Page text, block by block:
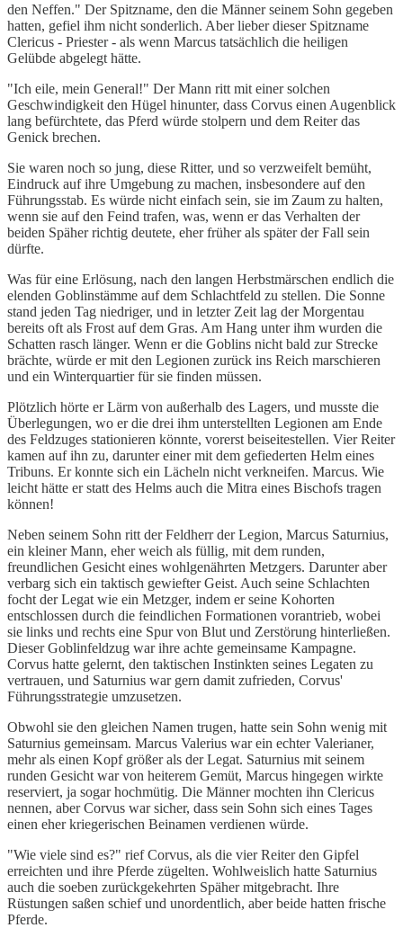
den Neffen." Der Spitzname, den die Männer seinem Sohn gegeben
hatten, gefiel ihm nicht sonderlich. Aber lieber dieser Spitzname
Clericus - Priester - als wenn Marcus tatsächlich die heiligen
Gelübde abgelegt hätte.
"Ich eile, mein General!" Der Mann ritt mit einer solchen
Geschwindigkeit den Hügel hinunter, dass Corvus einen Augenblick
lang befürchtete, das Pferd würde stolpern und dem Reiter das
Genick brechen.
Sie waren noch so jung, diese Ritter, und so verzweifelt bemüht,
Eindruck auf ihre Umgebung zu machen, insbesondere auf den
Führungsstab. Es würde nicht einfach sein, sie im Zaum zu halten,
wenn sie auf den Feind trafen, was, wenn er das Verhalten der
beiden Späher richtig deutete, eher früher als später der Fall sein
dürfte.
Was für eine Erlösung, nach den langen Herbstmärschen endlich die
elenden Goblinstämme auf dem Schlachtfeld zu stellen. Die Sonne
stand jeden Tag niedriger, und in letzter Zeit lag der Morgentau
bereits oft als Frost auf dem Gras. Am Hang unter ihm wurden die
Schatten rasch länger. Wenn er die Goblins nicht bald zur Strecke
brächte, würde er mit den Legionen zurück ins Reich marschieren
und ein Winterquartier für sie finden müssen.
Plötzlich hörte er Lärm von außerhalb des Lagers, und musste die
Überlegungen, wo er die drei ihm unterstellten Legionen am Ende
des Feldzuges stationieren könnte, vorerst beiseitestellen. Vier Reiter
kamen auf ihn zu, darunter einer mit dem gefiederten Helm eines
Tribuns. Er konnte sich ein Lächeln nicht verkneifen. Marcus. Wie
leicht hätte er statt des Helms auch die Mitra eines Bischofs tragen
können!
Neben seinem Sohn ritt der Feldherr der Legion, Marcus Saturnius,
ein kleiner Mann, eher weich als füllig, mit dem runden,
freundlichen Gesicht eines wohlgenährten Metzgers. Darunter aber
verbarg sich ein taktisch gewiefter Geist. Auch seine Schlachten
focht der Legat wie ein Metzger, indem er seine Kohorten
entschlossen durch die feindlichen Formationen vorantrieb, wobei
sie links und rechts eine Spur von Blut und Zerstörung hinterließen.
Dieser Goblinfeldzug war ihre achte gemeinsame Kampagne.
Corvus hatte gelernt, den taktischen Instinkten seines Legaten zu
vertrauen, und Saturnius war gern damit zufrieden, Corvus'
Führungsstrategie umzusetzen.
Obwohl sie den gleichen Namen trugen, hatte sein Sohn wenig mit
Saturnius gemeinsam. Marcus Valerius war ein echter Valerianer,
mehr als einen Kopf größer als der Legat. Saturnius mit seinem
runden Gesicht war von heiterem Gemüt, Marcus hingegen wirkte
reserviert, ja sogar hochmütig. Die Männer mochten ihn Clericus
nennen, aber Corvus war sicher, dass sein Sohn sich eines Tages
einen eher kriegerischen Beinamen verdienen würde.
"Wie viele sind es?" rief Corvus, als die vier Reiter den Gipfel
erreichten und ihre Pferde zügelten. Wohlweislich hatte Saturnius
auch die soeben zurückgekehrten Späher mitgebracht. Ihre
Rüstungen saßen schief und unordentlich, aber beide hatten frische
Pferde.